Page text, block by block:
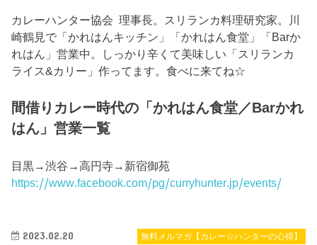
カレーハンター協会 理事長。スリランカ料理研究家。川
崎鶴見で「かれはんキッチン」「かれはん食堂」「Barか
れはん」営業中。しっかり辛くて美味しい「スリランカ
ライス&カリー」作ってます。食べに来てね☆
間借りカレー時代の「かれはん食堂／Barかれ
はん」営業一覧
目黒→渋谷→高円寺→新宿御苑
https://www.facebook.com/pg/curryhunter.jp/events/
無料メルマガ【カレー☆ハンターの心得】
2023.02.20